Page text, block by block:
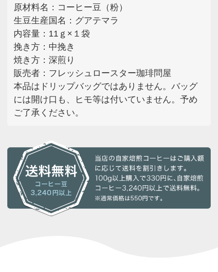
原材料名：コーヒー豆（粉）
生豆生産国名：グアテマラ
内容量：11ｇ×１袋
挽き方：中挽き
焼き方：深煎り
販売者：フレッシュロースター珈琲問屋
本品はドリップバッグではありません。バッグ
には開け口も、ヒモ等は付いていません。予め
ご了承ください。